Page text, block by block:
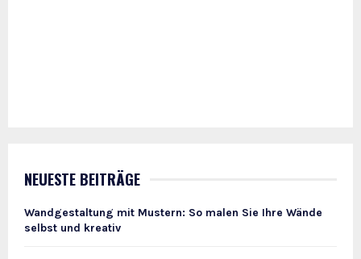
NEUESTE BEITRÄGE
Wandgestaltung mit Mustern: So malen Sie Ihre Wände
selbst und kreativ